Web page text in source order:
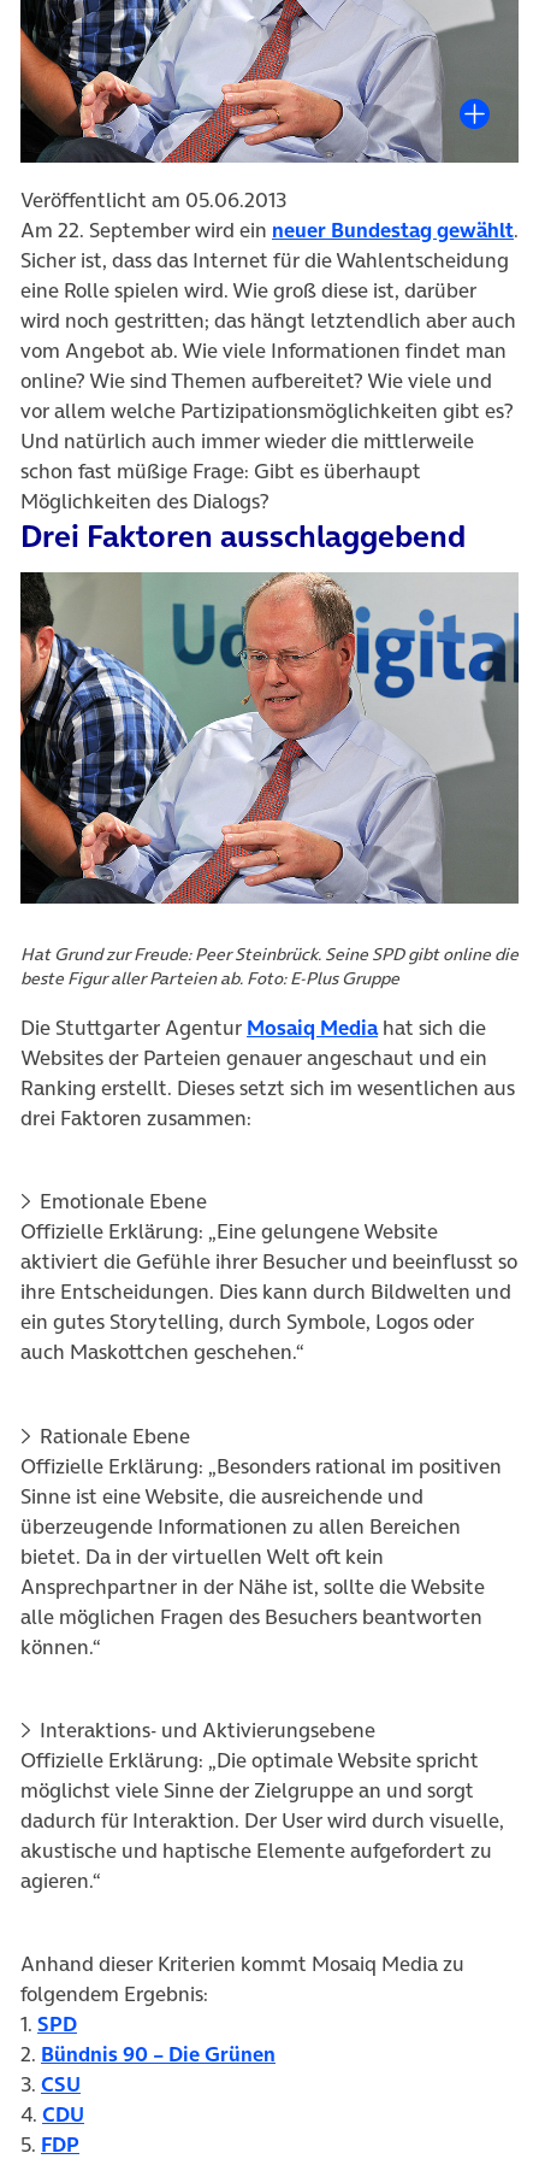
Veröffentlicht am 05.06.2013
Am 22. September wird ein neuer Bundestag gewählt.
Sicher ist, dass das Internet für die Wahlentscheidung
eine Rolle spielen wird. Wie groß diese ist, darüber
wird noch gestritten; das hängt letztendlich aber auch
vom Angebot ab. Wie viele Informationen findet man
online? Wie sind Themen aufbereitet? Wie viele und
vor allem welche Partizipationsmöglichkeiten gibt es?
Und natürlich auch immer wieder die mittlerweile
schon fast müßige Frage: Gibt es überhaupt
Möglichkeiten des Dialogs?
Drei Faktoren ausschlaggebend
Hat Grund zur Freude: Peer Steinbrück. Seine SPD gibt online die
beste Figur aller Parteien ab. Foto: E-Plus Gruppe
Die Stuttgarter Agentur Mosaiq Media(öffnet in neuem
hat sich die
Websites der Parteien genauer angeschaut und ein
Ranking erstellt. Dieses setzt sich im wesentlichen aus
drei Faktoren zusammen:
Emotionale Ebene
Offizielle Erklärung: „Eine gelungene Website
aktiviert die Gefühle ihrer Besucher und beeinflusst so
ihre Entscheidungen. Dies kann durch Bildwelten und
ein gutes Storytelling, durch Symbole, Logos oder
auch Maskottchen geschehen.“
Rationale Ebene
Offizielle Erklärung: „Besonders rational im positiven
Sinne ist eine Website, die ausreichende und
überzeugende Informationen zu allen Bereichen
bietet. Da in der virtuellen Welt oft kein
Ansprechpartner in der Nähe ist, sollte die Website
alle möglichen Fragen des Besuchers beantworten
können.“
Interaktions- und Aktivierungsebene
Offizielle Erklärung: „Die optimale Website spricht
möglichst viele Sinne der Zielgruppe an und sorgt
dadurch für Interaktion. Der User wird durch visuelle,
akustische und haptische Elemente aufgefordert zu
agieren.“
Anhand dieser Kriterien kommt Mosaiq Media zu
folgendem Ergebnis:
1. SPD(öffnet in neuem Tab)
2. Bündnis 90 – Die Grünen
3. CSU
4. CDU
5. FDP